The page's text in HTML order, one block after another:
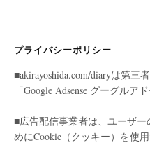
プライバシーポリシー
■akirayoshida.com/diaryは第三
「Google Adsense グーグルア
■広告配信事業者は、ユーザ
めにCookie（クッキー）を使